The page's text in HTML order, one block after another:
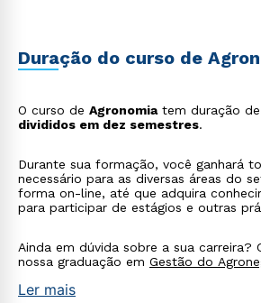
Duração do curso de
O curso de Agronomiatem duração de
divididos em dez semestres.
Durante sua formação, você ganhará
necessário para as diversas áreas do
forma on-line, até que adquira
para participar de estágios e outras
Ainda em dúvida sobre a sua carreira?
nossa graduação em Gestão do
Ler mais